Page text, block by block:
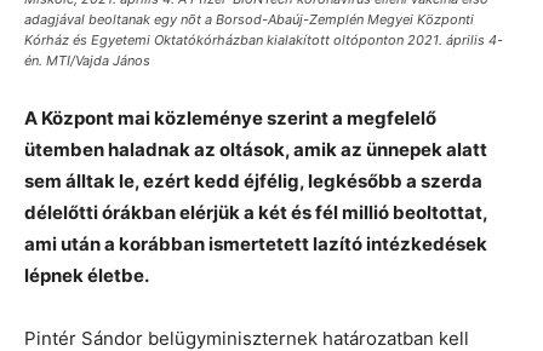
adagjával beoltanak egy nõt a Borsod-Abaúj-Zemplén Megyei Központi
Kórház és Egyetemi Oktatókórházban kialakított oltóponton 2021. április 4-
én. MTI/Vajda János
A Központ mai közleménye szerint a megfelelő
ütemben haladnak az oltások, amik az ünnepek alatt
sem álltak le, ezért kedd éjfélig, legkésőbb a szerda
délelőtti órákban elérjük a két és fél millió beoltottat,
ami után a korábban ismertetett lazító intézkedések
lépnek életbe.
Pintér Sándor belügyminiszternek határozatban kell